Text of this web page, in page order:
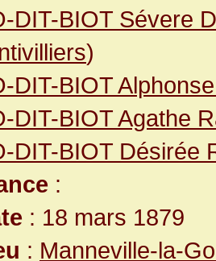
DIT-BIOT Sévere
)
DIT-BIOT
DIT-BIOT Agathe
DIT-BIOT Désirée
:
: 18 mars 1879
: Manneville-la-